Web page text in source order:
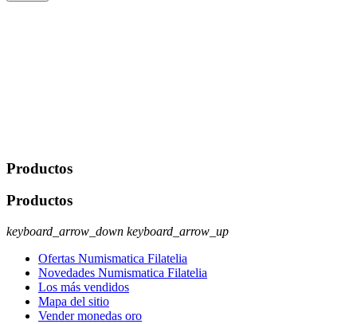
Productos
Productos
keyboard_arrow_down keyboard_arrow_up
Ofertas Numismatica Filatelia
Novedades Numismatica Filatelia
Los más vendidos
Mapa del sitio
Vender monedas oro